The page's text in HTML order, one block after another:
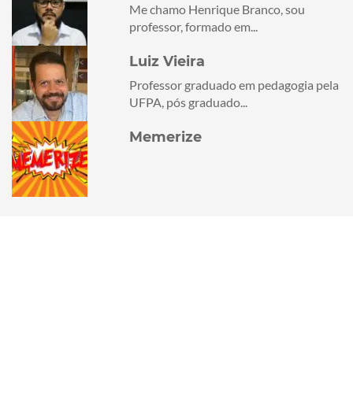
Me chamo Henrique Branco, sou
professor, formado em...
Luiz Vieira
Professor graduado em pedagogia pela
UFPA, pós graduado...
Memerize